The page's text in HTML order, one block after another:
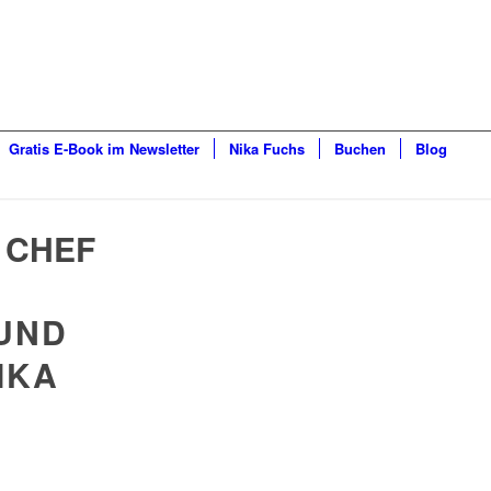
Gratis E-Book im Newsletter Nika Fuchs Buchen Blog